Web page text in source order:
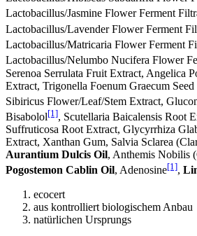
Lactobacillus/Jasmine Flower Ferment
Lactobacillus/Lavender Flower Ferment
Lactobacillus/Matricaria Flower Ferment
Lactobacillus/Nelumbo Nucifera Flower
Serenoa Serrulata Fruit Extract, Angelica
Extract, Trigonella Foenum Graecum
Sibiricus Flower/Leaf/Stem Extract,
Bisabolol[1], Scutellaria Baicalensis Root
Suffruticosa Root Extract, Glycyrrhiza
Extract, Xanthan Gum, Salvia Sclarea
Aurantium Dulcis Oil, Anthemis Nobilis
Pogostemon Cablin Oil, Adenosine[1],
ecocert
aus kontrolliert biologischem Anbau
natürlichen Ursprungs